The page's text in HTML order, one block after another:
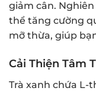
giảm cân.
thể tăng cường
mỡ thừa, giúp
Cải Thiện Tâm
Trà xanh chứa